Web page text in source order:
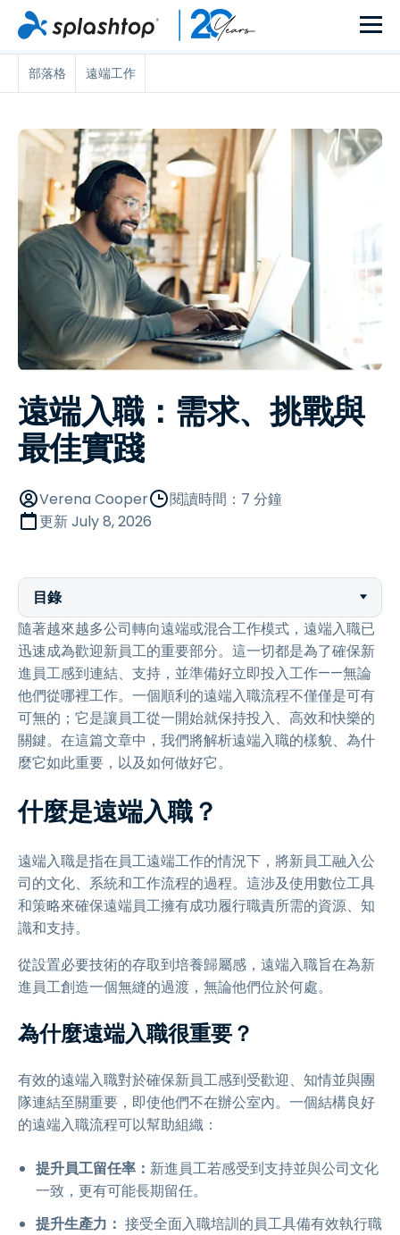
部落格 遠端工作
遠端入職：需求、挑戰與
最佳實踐
Verena Cooper
閱讀時間：7 分鐘
更新July 8, 2026
目錄
隨著越來越多公司轉向遠端或混合工作模式，遠端入職已
迅速成為歡迎新員工的重要部分。這一切都是為了確保新
進員工感到連結、支持，並準備好立即投入工作——無論
他們從哪裡工作。一個順利的遠端入職流程不僅僅是可有
可無的；它是讓員工從一開始就保持投入、高效和快樂的
關鍵。在這篇文章中，我們將解析遠端入職的樣貌、為什
麼它如此重要，以及如何做好它。
什麼是遠端入職？
遠端入職是指在員工遠端工作的情況下，將新員工融入公
司的文化、系統和工作流程的過程。這涉及使用數位工具
和策略來確保遠端員工擁有成功履行職責所需的資源、知
識和支持。
從設置必要技術的存取到培養歸屬感，遠端入職旨在為新
進員工創造一個無縫的過渡，無論他們位於何處。
為什麼遠端入職很重要？
有效的遠端入職對於確保新員工感到受歡迎、知情並與團
隊連結至關重要，即使他們不在辦公室內。一個結構良好
的遠端入職流程可以幫助組織：
提升員工留任率： 新進員工若感受到支持並與公司文化
一致，更有可能長期留任。
提升生產力： 接受全面入職培訓的員工具備有效執行職